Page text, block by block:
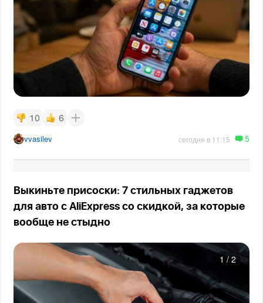
10 6
vvasilev сегодня в 11:15 5
Выкиньте присоски: 7 стильных гаджетов
для авто с AliExpress со скидкой, за которые
вообще не стыдно
1 / 2